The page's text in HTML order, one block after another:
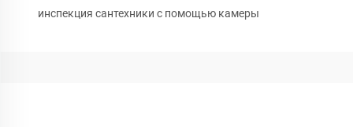
инспекция сантехники с помощью камеры